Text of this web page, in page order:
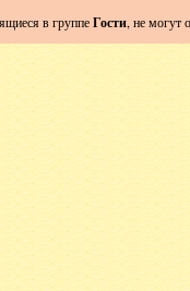
в группеГости, не могут